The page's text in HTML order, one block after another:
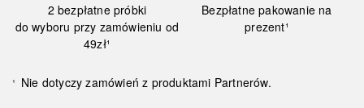
2 bezpłatne próbki
do wyboru przy zamówieniu od
49zł¹
Bezpłatne pakowanie na
prezent¹
¹ Nie dotyczy zamówień z produktami Partnerów.